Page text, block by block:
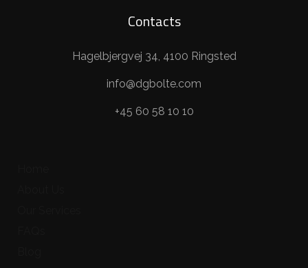
Contacts
Hagelbjergvej 34, 4100 Ringsted
info@dgbolte.com
+45 60 58 10 10